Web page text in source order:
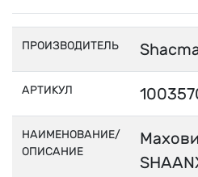
ПРОИЗВОДИТЕЛЬ
АРТИКУЛ
НАИМЕНОВАНИЕ/
ОПИСАНИЕ